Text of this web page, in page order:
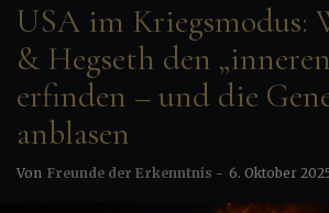
USA im Kriegsmodus:
& Hegseth den
erfinden – und die
anblasen
Von Freunde der Erkenntnis - 6. Oktober